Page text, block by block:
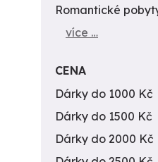
Romantické
více …
CENA
Dárky do 1000 Kč
Dárky do 1500 Kč
Dárky do 2000 Kč